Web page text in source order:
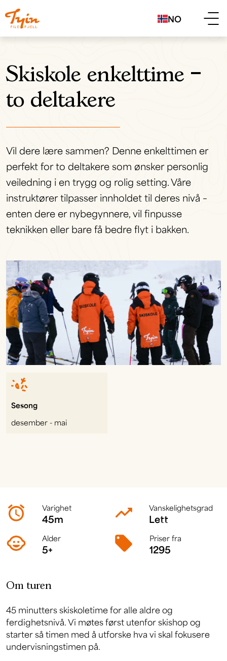
NO
Skiskole enkelttime –
to deltakere
Vil dere lære sammen? Denne enkelttimen er
perfekt for to deltakere som ønsker personlig
veiledning i en trygg og rolig setting. Våre
instruktører tilpasser innholdet til deres nivå –
enten dere er nybegynnere, vil finpusse
teknikken eller bare få bedre flyt i bakken.
Sesong
desember - mai